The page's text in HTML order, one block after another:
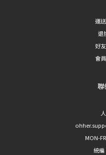
運
退
好
會
MON-
統編